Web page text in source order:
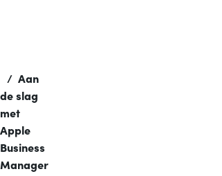
/ Aan
de slag
met
Apple
Business
Manager